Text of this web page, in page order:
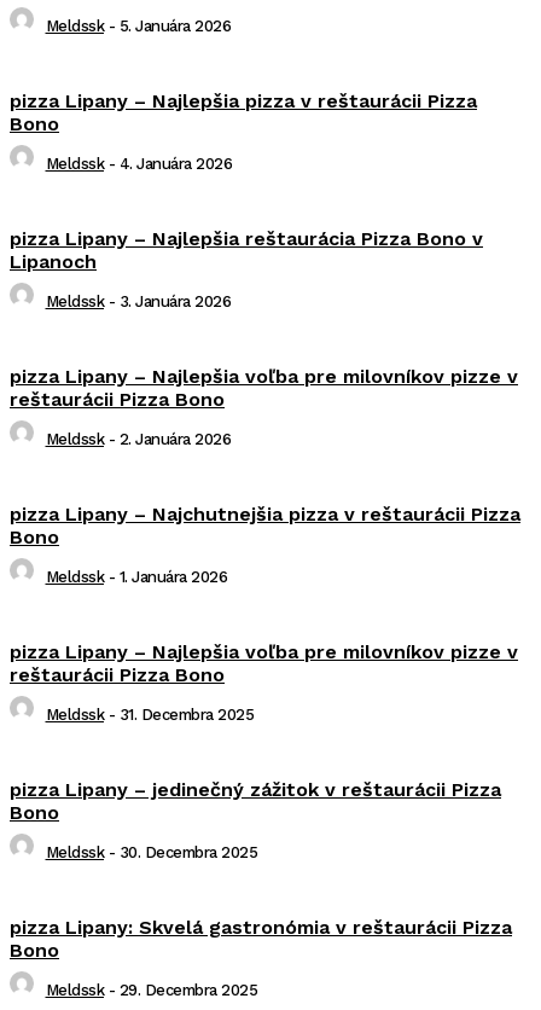
Meldssk - 5. Januára 2026
pizza Lipany – Najlepšia pizza v reštaurácii Pizza
Bono
Meldssk - 4. Januára 2026
pizza Lipany – Najlepšia reštaurácia Pizza Bono v
Lipanoch
Meldssk - 3. Januára 2026
pizza Lipany – Najlepšia voľba pre milovníkov pizze v
reštaurácii Pizza Bono
Meldssk - 2. Januára 2026
pizza Lipany – Najchutnejšia pizza v reštaurácii Pizza
Bono
Meldssk - 1. Januára 2026
pizza Lipany – Najlepšia voľba pre milovníkov pizze v
reštaurácii Pizza Bono
Meldssk - 31. Decembra 2025
pizza Lipany – jedinečný zážitok v reštaurácii Pizza
Bono
Meldssk - 30. Decembra 2025
pizza Lipany: Skvelá gastronómia v reštaurácii Pizza
Bono
Meldssk - 29. Decembra 2025